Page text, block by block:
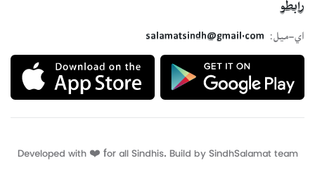
رابطو
اي-ميل:
salamatsindh@gmail.com
Developed with ❤️ for all Sindhis. Build by SindhSalamat